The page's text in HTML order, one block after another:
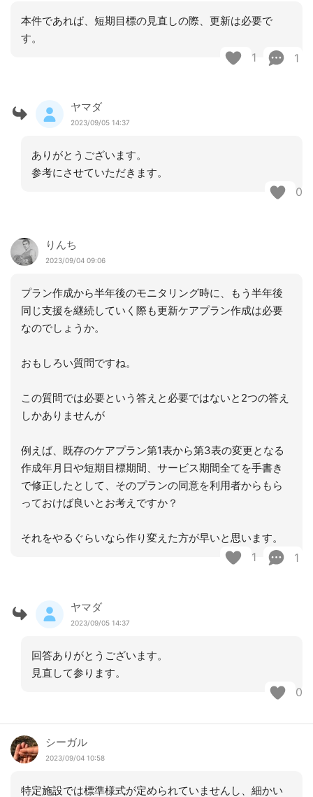
本件であれば、短期目標の見直しの際、更新は必要で
す。
1 1
ヤマダ
2023/09/05 14:37
ありがとうございます。
参考にさせていただきます。
0
りんち
2023/09/04 09:06
プラン作成から半年後のモニタリング時に、もう半年後
同じ支援を継続していく際も更新ケアプラン作成は必要
なのでしょうか。
おもしろい質問ですね。
この質問では必要という答えと必要ではないと2つの答え
しかありませんが
例えば、既存のケアプラン第1表から第3表の変更となる
作成年月日や短期目標期間、サービス期間全てを手書き
で修正したとして、そのプランの同意を利用者からもら
っておけば良いとお考えですか？
それをやるぐらいなら作り変えた方が早いと思います。
1 1
ヤマダ
2023/09/05 14:37
回答ありがとうございます。
見直して参ります。
0
シーガル
2023/09/04 10:58
特定施設では標準様式が定められていませんし、細かい